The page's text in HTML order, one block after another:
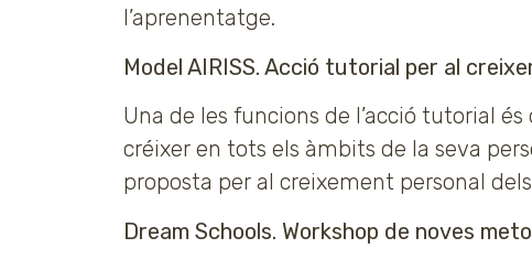
l’aprenentatge.
Model AIRISS. Acció tutorial per al
Una de les funcions de l’acció tutorial
créixer en tots els àmbits de la seva
proposta per al creixement personal
Dream Schools. Workshop de noves